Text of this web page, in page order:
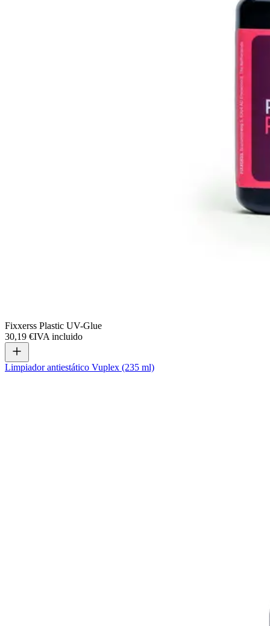
Fixxerss Plastic UV-Glue
30,19 €IVA incluido
Limpiador antiestático Vuplex (235 ml)